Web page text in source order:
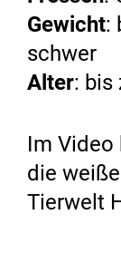
Gewicht:
schwer
Alter: bis
Im Video
die
Tierwelt